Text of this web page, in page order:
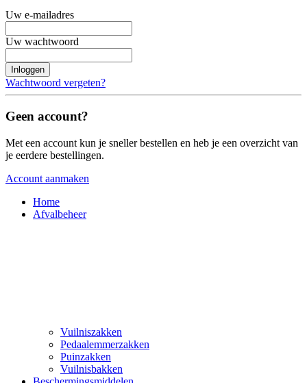
Uw e-mailadres
Uw wachtwoord
Inloggen
Wachtwoord vergeten?
Geen account?
Met een account kun je sneller bestellen en heb je een overzicht van
je eerdere bestellingen.
Account aanmaken
Home
Afvalbeheer
Vuilniszakken
Pedaalemmerzakken
Puinzakken
Vuilnisbakken